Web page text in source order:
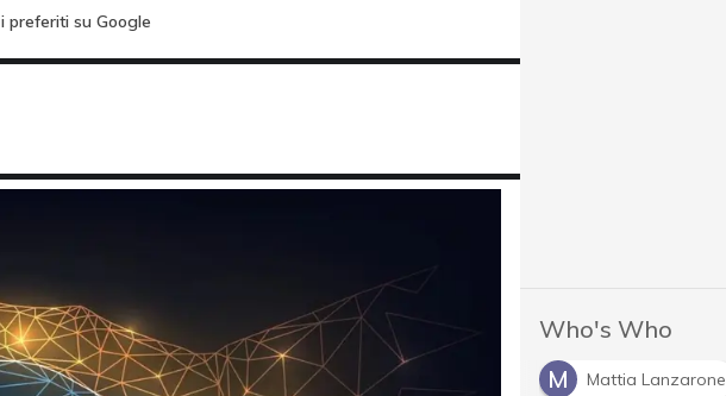
preferiti su Google
Who's Who
M
Mattia Lanzarone